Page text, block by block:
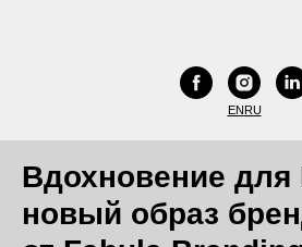
ENRU
Вдохновение для
новый образ